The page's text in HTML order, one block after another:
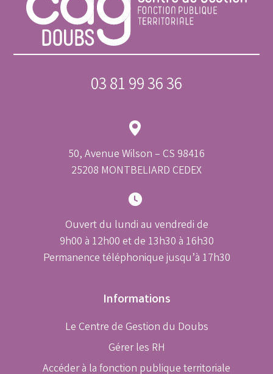
03 81 99 36 36
50, Avenue Wilson – CS 98416
25208 MONTBELIARD CEDEX
Ouvert du lundi au vendredi de
9h00 à 12h00 et de 13h30 à 16h30
Permanence téléphonique jusqu’à 17h30
Informations
Le Centre de Gestion du Doubs
Gérer les RH
Accéder à la fonction publique territoriale